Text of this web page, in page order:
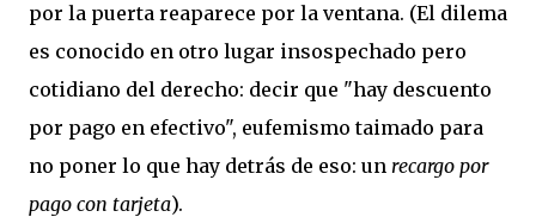
por la puerta reaparece por la ventana. (El dilema
es conocido en otro lugar insospechado pero
cotidiano del derecho: decir que "hay descuento
por pago en efectivo", eufemismo taimado para
no poner lo que hay detrás de eso: un recargo por
pago con tarjeta).